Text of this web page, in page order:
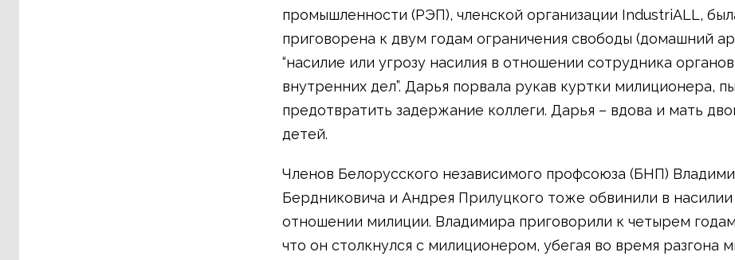
промышленности (РЭП), членской организации IndustriALL,
приговорена к двум годам ограничения свободы (домашний
“насилие или угрозу насилия в отношении сотрудника органов
внутренних дел”. Дарья порвала рукав куртки милиционера,
предотвратить задержание коллеги. Дарья – вдова и мать
детей.
Членов Белорусского независимого профсоюза (БНП)
Бердниковича и Андрея Прилуцкого тоже обвинили в насилии
отношении милиции. Владимира приговорили к четырем годам
что он столкнулся с милиционером, убегая во время разгона